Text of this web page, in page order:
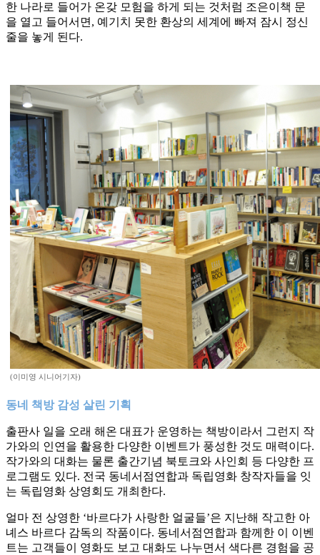
한 나라로 들어가 온갖 모험을 하게 되는 것처럼 조은이책 문
을 열고 들어서면, 예기치 못한 환상의 세계에 빠져 잠시 정신
줄을 놓게 된다.
(이미영 시니어기자)
동네 책방 감성 살린 기획
출판사 일을 오래 해온 대표가 운영하는 책방이라서 그런지 작
가와의 인연을 활용한 다양한 이벤트가 풍성한 것도 매력이다.
작가와의 대화는 물론 출간기념 북토크와 사인회 등 다양한 프
로그램도 있다. 전국 동네서점연합과 독립영화 창작자들을 잇
는 독립영화 상영회도 개최한다.
얼마 전 상영한 ‘바르다가 사랑한 얼굴들’은 지난해 작고한 아
녜스 바르다 감독의 작품이다. 동네서점연합과 함께한 이 이벤
트는 고객들이 영화도 보고 대화도 나누면서 색다른 경험을 공